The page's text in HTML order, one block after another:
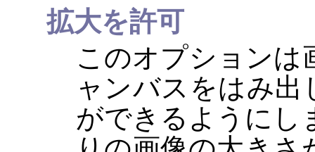
拡大を許可
このオプションは
ャンバスをはみ
ができるようにし